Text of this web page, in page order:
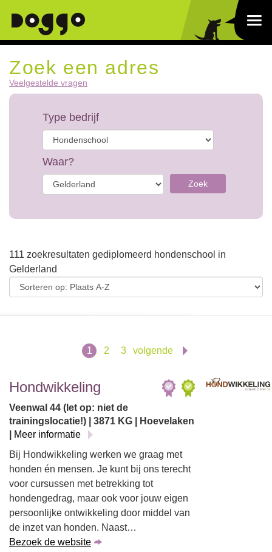
Zoek een adres
Veelgestelde vragen
Type bedrijf
Waar?
Zoek
111 zoekresultaten gediplomeerd hondenschool in
Gelderland
1 2 3 volgende
Hondwikkeling
Veenwal 44 (let op: niet de
trainingslocatie!) | 3871 KG | Hoevelaken
Meer informatie
Bij Hondwikkeling werken we graag met
honden én mensen. Je kunt bij ons terecht
voor cursussen met betrekking tot
hondengedrag, maar ook voor jouw eigen
persoonlijke ontwikkeling door middel van
de inzet van honden. Naast…
Bezoek de website